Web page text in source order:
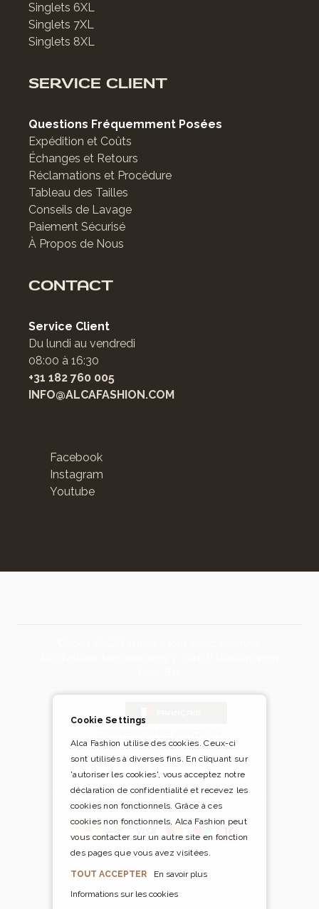
Singlets 6XL
Singlets 7XL
Singlets 8XL
SERVICE CLIENT
Questions Fréquemment Posées
Expédition et Coûts
Échanges et Retours
Réclamations et Procédure
Tableau des Tailles
Conseils de Lavage
Paiement Sécurisé
À Propos de Nous
CONTACT
Service Client
Du lundi au vendredi
08:00 à 16:30
+31 182 760 005
INFO@ALCAFASHION.COM
Facebook
Instagram
Youtube
Payer en toute sécurité et facilement via
Cookie Settings
Alca Fashion utilise des cookies. Ceux-ci
sont utilisés à diverses fins. En cliquant sur
'autoriser les cookies', vous acceptez notre
déclaration de confidentialité et recevez les
cookies non fonctionnels. Grâce à ces
cookies non fonctionnels, Alca Fashion peut
vous contacter sur un autre site en fonction
des pages que vous avez visitées.
TOUT ACCEPTER
En savoir plus
Informations sur les cookies